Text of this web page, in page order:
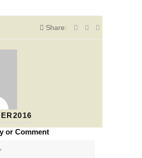
Share:
or Comment